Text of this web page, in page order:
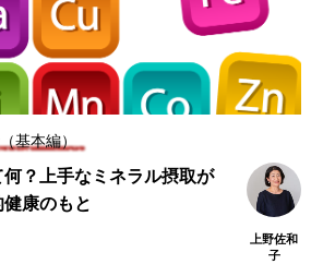
基本編）
何？上手なミネラル摂取が
康のもと
上野佐和
子